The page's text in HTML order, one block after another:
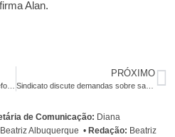
Alan.
PRÓXIMO
Sindicato discute demandas sobre saúde com o ministro da Previdência
de Comunicação: Diana
Beatriz Albuquerque • Redação: Beatriz